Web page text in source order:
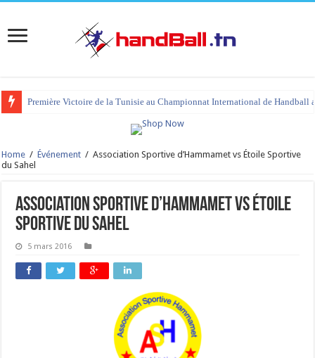
Première Victoire de la Tunisie au Championnat International de Handball
Home / Événement / Association Sportive d’Hammamet vs Étoile Sportive
du Sahel
Association Sportive d’Hammamet vs Étoile
Sportive du Sahel
5 mars 2016